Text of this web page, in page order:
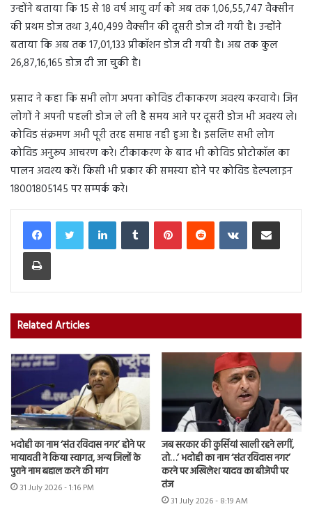
उन्होंने बताया कि 15 से 18 वर्ष आयु वर्ग को अब तक 1,06,55,747 वैक्सीन
की प्रथम डोज तथा 3,40,499 वैक्सीन की दूसरी डोज दी गयी है। उन्होंने
बताया कि अब तक 17,01,133 प्रीकॉशन डोज दी गयी है। अब तक कुल
26,87,16,165 डोज दी जा चुकी है।
प्रसाद ने कहा कि सभी लोग अपना कोविड टीकाकरण अवश्य करवाये। जिन
लोगों ने अपनी पहली डोज ले ली है समय आने पर दूसरी डोज भी अवश्य ले।
कोविड संक्रमण अभी पूरी तरह समाप्त नही हुआ है। इसलिए सभी लोग
कोविड अनुरूप आचरण करे। टीकाकरण के बाद भी कोविड प्रोटोकॉल का
पालन अवश्य करें। किसी भी प्रकार की समस्या होने पर कोविड हेल्पलाइन
18001805145 पर सम्पर्क करे।
LinkedInTumblr PinterestReddit VKontakteShare via Email
Print
Related Articles
भदोही का नाम ‘संत रविदास नगर’ होने पर
मायावती ने किया स्वागत, अन्य जिलों के
पुराने नाम बहाल करने की मांग
31 July 2026 - 1:16 PM
जब सरकार की कुर्सियां खाली रहने लगीं,
तो…’ भदोही का नाम ‘संत रविदास नगर’
करने पर अखिलेश यादव का बीजेपी पर
तंज
31 July 2026 - 8:19 AM